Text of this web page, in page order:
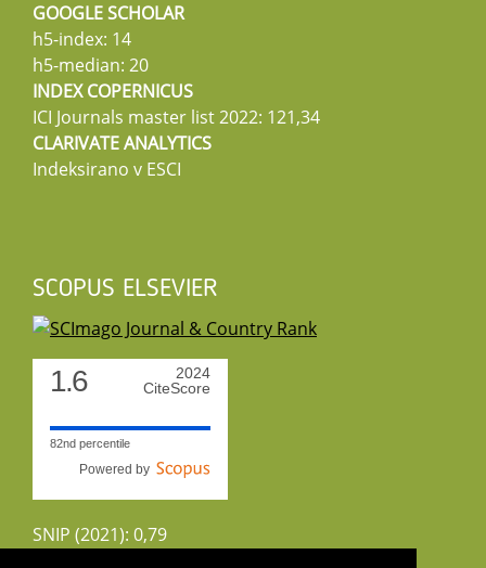
GOOGLE SCHOLAR
h5-index: 14
h5-median: 20
INDEX COPERNICUS
ICI Journals master list 2022: 121,34
CLARIVATE ANALYTICS
Indeksirano v ESCI
SCOPUS ELSEVIER
1.6
2024
CiteScore
82nd percentile
Powered by
SNIP (2021): 0,79